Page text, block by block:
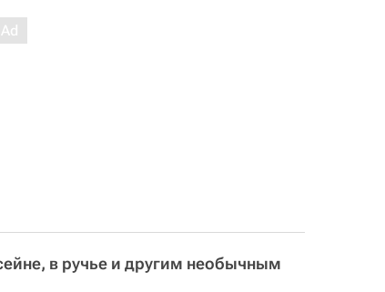
в ручье и другим необычным